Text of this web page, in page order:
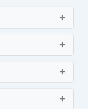
con los
que el cachorro ha
estado de salud.
de vacunación
vacunas